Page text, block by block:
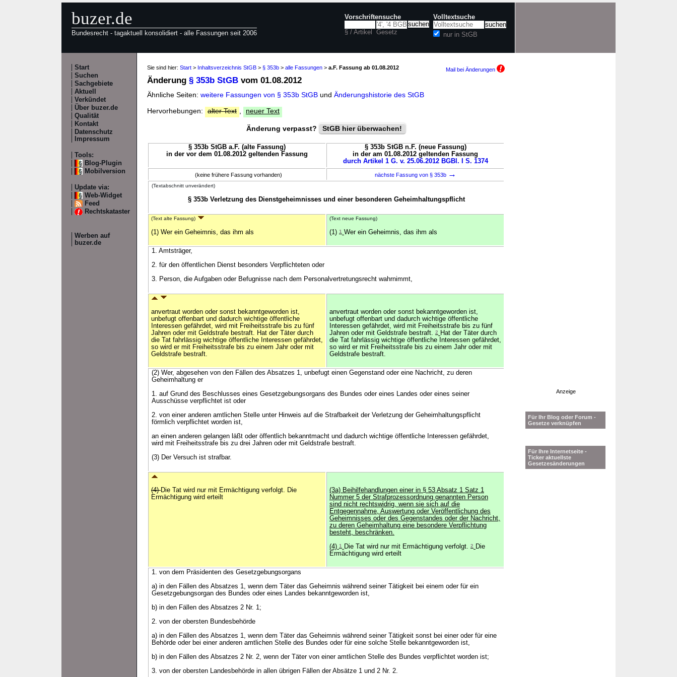
buzer.de
Bundesrecht - tagaktuell konsolidiert - alle Fassungen seit 2006
Vorschriftensuche
§ / Artikel Gesetz
Volltextsuche
nur in StGB
Start
Suchen
Sachgebiete
Aktuell
Verkündet
Über buzer.de
Qualität
Kontakt
Datenschutz
Impressum
Tools:
Blog-Plugin
Mobilversion
Update via:
Web-Widget
Feed
Rechtskataster
Werben auf
buzer.de
Sie sind hier: Start > Inhaltsverzeichnis StGB > § 353b > alle Fassungen > a.F. Fassung ab 01.08.2012 Mail bei Änderungen
Änderung § 353b StGB vom 01.08.2012
Ähnliche Seiten: weitere Fassungen von § 353b StGB und Änderungshistorie des StGB
Hervorhebungen:
alter Text neuer Text
Änderung verpasst? StGB hier überwachen!
§ 353b StGB a.F. (alte Fassung)
in der vor dem 01.08.2012 geltenden Fassung
§ 353b StGB n.F. (neue Fassung)
in der am 01.08.2012 geltenden Fassung
durch Artikel 1 G. v. 25.06.2012 BGBl. I S. 1374
(keine frühere Fassung vorhanden) nächste Fassung von § 353b →
(Textabschnitt unverändert)
§ 353b Verletzung des Dienstgeheimnisses und einer besonderen Geheimhaltungspflicht
(Text alte Fassung)
(1) Wer ein Geheimnis, das ihm als
(Text neue Fassung)
(1) 1 Wer ein Geheimnis, das ihm als
1. Amtsträger,
2. für den öffentlichen Dienst besonders Verpflichteten oder
3. Person, die Aufgaben oder Befugnisse nach dem Personalvertretungsrecht wahrnimmt,
anvertraut worden oder sonst bekanntgeworden ist,
unbefugt offenbart und dadurch wichtige öffentliche
Interessen gefährdet, wird mit Freiheitsstrafe bis zu fünf
Jahren oder mit Geldstrafe bestraft. Hat der Täter durch
die Tat fahrlässig wichtige öffentliche Interessen gefährdet,
so wird er mit Freiheitsstrafe bis zu einem Jahr oder mit
Geldstrafe bestraft.
anvertraut worden oder sonst bekanntgeworden ist,
unbefugt offenbart und dadurch wichtige öffentliche
Interessen gefährdet, wird mit Freiheitsstrafe bis zu fünf
Jahren oder mit Geldstrafe bestraft. 2
Hat der Täter durch
die Tat fahrlässig wichtige öffentliche Interessen gefährdet,
so wird er mit Freiheitsstrafe bis zu einem Jahr oder mit
Geldstrafe bestraft.
(2) Wer, abgesehen von den Fällen des Absatzes 1, unbefugt einen Gegenstand oder eine Nachricht, zu deren
Geheimhaltung er
1. auf Grund des Beschlusses eines Gesetzgebungsorgans des Bundes oder eines Landes oder eines seiner
Ausschüsse verpflichtet ist oder
2. von einer anderen amtlichen Stelle unter Hinweis auf die Strafbarkeit der Verletzung der Geheimhaltungspflicht
förmlich verpflichtet worden ist,
an einen anderen gelangen läßt oder öffentlich bekanntmacht und dadurch wichtige öffentliche Interessen gefährdet,
wird mit Freiheitsstrafe bis zu drei Jahren oder mit Geldstrafe bestraft.
(3) Der Versuch ist strafbar.
(4)Die Tat wird nur mit Ermächtigung verfolgt. Die
Ermächtigung wird erteilt
(3a) Beihilfehandlungen einer in § 53 Absatz 1 Satz 1
Nummer 5 der Strafprozessordnung genannten Person
sind nicht rechtswidrig, wenn sie sich auf die
Entgegennahme, Auswertung oder Veröffentlichung des
Geheimnisses oder des Gegenstandes oder der Nachricht,
zu deren Geheimhaltung eine besondere Verpflichtung
besteht, beschränken.
(4) 1 Die Tat wird nur mit Ermächtigung verfolgt. 2
Die
Ermächtigung wird erteilt
1. von dem Präsidenten des Gesetzgebungsorgans
a) in den Fällen des Absatzes 1, wenn dem Täter das Geheimnis während seiner Tätigkeit bei einem oder für ein
Gesetzgebungsorgan des Bundes oder eines Landes bekanntgeworden ist,
b) in den Fällen des Absatzes 2 Nr. 1;
2. von der obersten Bundesbehörde
a) in den Fällen des Absatzes 1, wenn dem Täter das Geheimnis während seiner Tätigkeit sonst bei einer oder für eine
Behörde oder bei einer anderen amtlichen Stelle des Bundes oder für eine solche Stelle bekanntgeworden ist,
b) in den Fällen des Absatzes 2 Nr. 2, wenn der Täter von einer amtlichen Stelle des Bundes verpflichtet worden ist;
3. von der obersten Landesbehörde in allen übrigen Fällen der Absätze 1 und 2 Nr. 2.
Anzeige
Für Ihr Blog oder Forum -
Gesetze verknüpfen
Für Ihre Internetseite -
Ticker aktuellste
Gesetzesänderungen